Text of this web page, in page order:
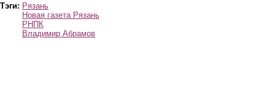
Тэги: Рязань
Новая газета Рязань
РНПК
Владимир Абрамов